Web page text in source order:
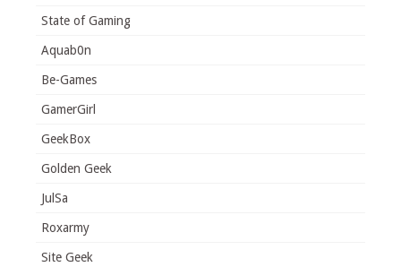
State of Gaming
Aquab0n
Be-Games
GamerGirl
GeekBox
Golden Geek
JulSa
Roxarmy
Site Geek